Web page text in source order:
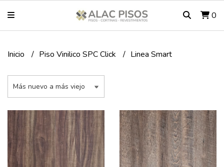
0
Inicio Piso Vinilico SPC Click Linea Smart